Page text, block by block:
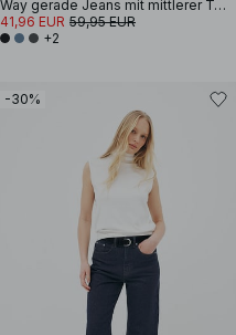
Way gerade Jeans mit mittlerer Taille
41,96 EUR 59,95 EUR
+2
-30%